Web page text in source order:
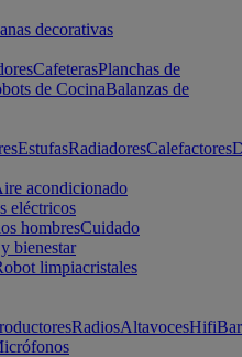
decorativas
CafeterasPlanchas de
de CocinaBalanzas de
EstufasRadiadoresCalefactores
acondicionado
eléctricos
hombresCuidado
bienestar
limpiacristales
RadiosAltavocesHifi